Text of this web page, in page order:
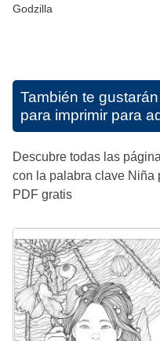
Godzilla
También te
para imprimir para
Descubre todas las
con la palabra clave Niña
PDF gratis